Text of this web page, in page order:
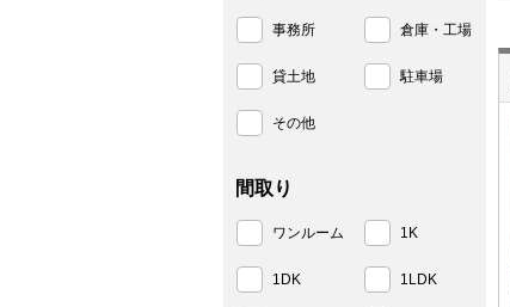
事務所 倉庫・工場
貸土地 駐車場
その他
間取り
ワンルーム 1K
1DK 1LDK